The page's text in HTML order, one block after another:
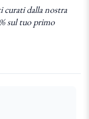
dalla nostra
sul tuo primo